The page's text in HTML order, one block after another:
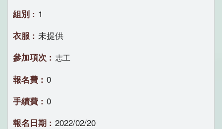
1
未提供
志工
0
0
2022/02/20